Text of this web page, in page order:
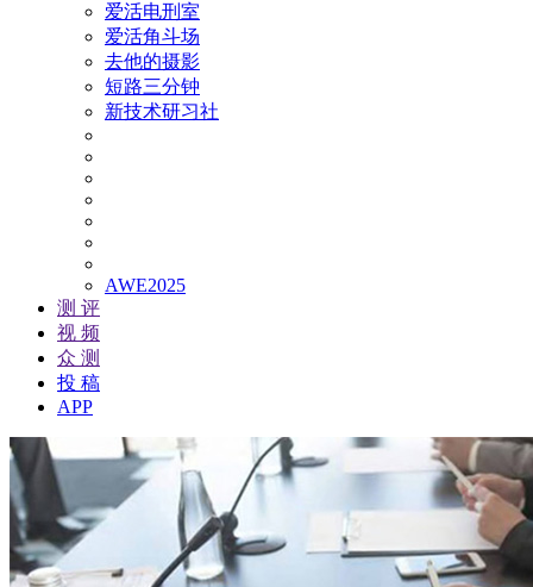
爱活电刑室
爱活角斗场
去他的摄影
短路三分钟
新技术研习社
AWE2025
测 评
视 频
众 测
投 稿
APP